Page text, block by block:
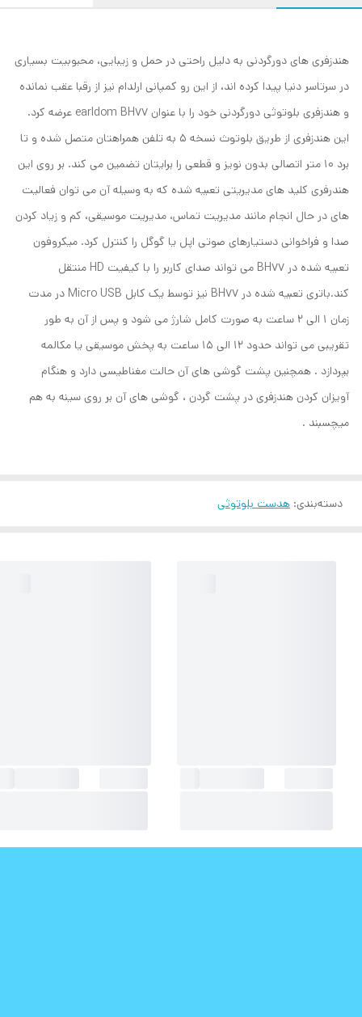
هندزفری های دورگردنی به دلیل راحتی در حمل و زیبایی، محبوبیت بسیاری
در سرتاسر دنیا پیدا کرده اند، از این رو کمپانی ارلدام نیز از رقبا عقب نمانده
و هندزفری بلوتوثی دورگردنی خود را با عنوان earldom BH77 عرضه کرد.
این هندزفری از طریق بلوتوث نسخه 5 به تلفن همراهتان متصل شده و تا
برد 10 متر اتصالی بدون نویز و قطعی را برایتان تضمین می کند. بر روی این
هندرفری کلید های مدیریتی تعبیه شده که به وسیله آن می توان فعالیت
های در حال انجام مانند مدیریت تماس، مدیریت موسیقی، کم و زیاد کردن
صدا و فراخوانی دستیارهای صوتی اپل یا گوگل را کنترل کرد. میکروفون
تعبیه شده در BH77 می تواند صدای کاربر را با کیفیت HD منتقل
کند.باتری تعبیه شده در BH77 نیز توسط یک کابل Micro USB در مدت
زمان 1 الی 2 ساعت به صورت کامل شارژ می شود و پس از آن به طور
تقریبی می تواند حدود 12 الی 15 ساعت به پخش موسیقی یا مکالمه
بپردازد . همچنین پشت گوشی های آن حالت مغناطیسی دارد و هنگام
آویزان کردن هندزفری در پشت گردن ، گوشی های آن بر روی سینه به هم
میچسبند .
دسته‌بندی: هدست بلوتوثی